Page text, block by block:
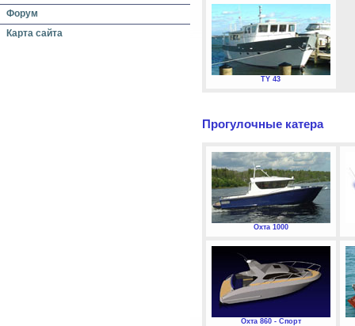
Форум
Карта сайта
TY 43
Прогулочные катера
Охта 1000
Охта 860 - Спорт